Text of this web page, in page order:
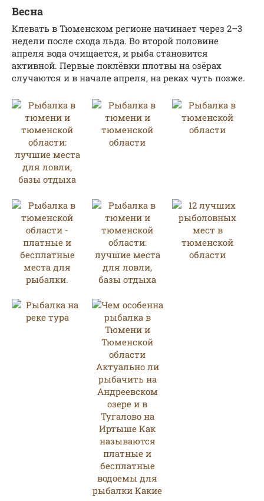
Весна
Клевать в Тюменском регионе начинает через 2–3
недели после схода льда. Во второй половине
апреля вода очищается, и рыба становится
активной. Первые поклёвки плотвы на озёрах
случаются и в начале апреля, на реках чуть позже.